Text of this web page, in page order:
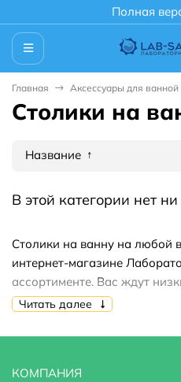
Полная
Главная Аксессуары для ванной
Столики на
Название
В этой категории нет
Столики на ванну на любой
интернет-магазине
ассортименте. Вас ждут
Читать далее
КОМПАНИЯ